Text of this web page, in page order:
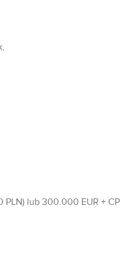
lub 300.000 EUR + CP